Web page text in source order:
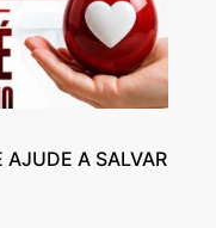
AJUDE A SALVAR